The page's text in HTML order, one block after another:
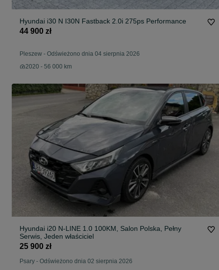
Hyundai i30 N I30N Fastback 2.0i 275ps Performance
44 900 zł
Pleszew - Odświeżono dnia 04 sierpnia 2026
2020 - 56 000 km
Hyundai i20 N-LINE 1.0 100KM, Salon Polska, Pełny
Serwis, Jeden właściciel
25 900 zł
Psary - Odświeżono dnia 02 sierpnia 2026